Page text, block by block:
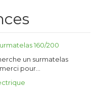
160/200
un surmatelas
pour…